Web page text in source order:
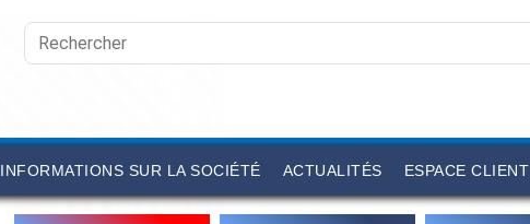
INFORMATIONS SUR LA SOCIÉTÉ ACTUALITÉS ESPACE CLIENT